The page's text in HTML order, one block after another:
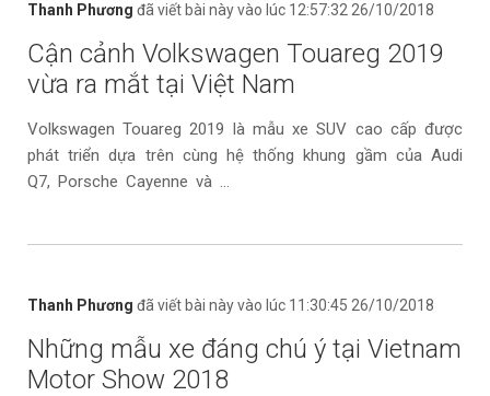
Thanh Phương đã viết bài này vào lúc 12:57:32 26/10/2018
Cận cảnh Volkswagen Touareg 2019
vừa ra mắt tại Việt Nam
Volkswagen Touareg 2019 là mẫu xe SUV cao cấp được
phát triển dựa trên cùng hệ thống khung gầm của Audi
Q7, Porsche Cayenne và ...
Thanh Phương đã viết bài này vào lúc 11:30:45 26/10/2018
Những mẫu xe đáng chú ý tại Vietnam
Motor Show 2018